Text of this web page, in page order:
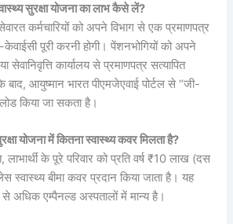
सुरक्षा योजना का लाभ कैसे लें?
कर्मचारियों को अपने विभाग से एक प्रमाणपत्र
केवाईसी पूरी करनी होगी। पेंशनभोगियों को अपने
सेवानिवृत्ति कार्यालय से प्रमाणपत्र सत्यापित
बाद, आयुष्मान भारत पीएमजेएवाई पोर्टल से “जी-
किया जा सकता है।
योजना में कितना स्वास्थ्य कवर मिलता है?
के पूरे परिवार को प्रति वर्ष ₹10 लाख (दस
बीमा कवर प्रदान किया जाता है। यह
अधिक एम्पैनल्ड अस्पतालों में मान्य है।